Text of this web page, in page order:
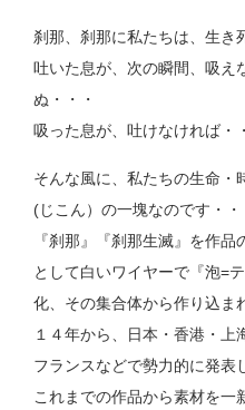
刹那、刹那に私たちは、生き
吐いた息が、次の瞬間、吸え
ぬ・・・
吸った息が、吐けなければ・
そんな風に、私たちの生命・
(じこん）の一塊なのです・・
『刹那』『刹那生滅』を作
として白いワイヤーで『泡=
化、その集合体から作り込ま
１４年から、日本・香港・上
フランスなどで勢力的に発表
これまでの作品から素材を一